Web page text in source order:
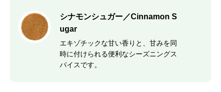
シナモンシュガー／Cinnamon S
ugar
エキゾチックな甘い香りと、甘みを同
時に付けられる便利なシーズニングス
パイスです。